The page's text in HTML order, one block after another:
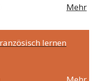
Mehr
lernen